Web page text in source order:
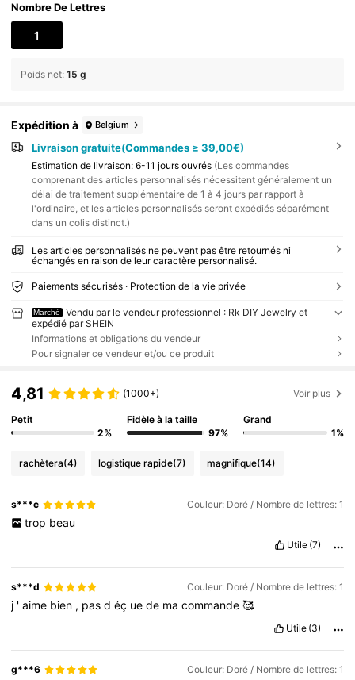
Nombre De Lettres
1
Poids net: 15 g
Expédition à Belgium
Livraison gratuite(Commandes ≥ 39,00€)
Estimation de livraison: 6-11 jours ouvrés (Les commandes
comprenant des articles personnalisés nécessitent généralement un
délai de traitement supplémentaire de 1 à 4 jours par rapport à
l'ordinaire, et les articles personnalisés seront expédiés séparément
dans un colis distinct.)
Les articles personnalisés ne peuvent pas être retournés ni
échangés en raison de leur caractère personnalisé.
Paiements sécurisés · Protection de la vie privée
Marché
Vendu par le vendeur professionnel : Rk DIY Jewelry et
expédié par SHEIN
Informations et obligations du vendeur
Pour signaler ce vendeur et/ou ce produit
4,81 (1000+) Voir plus
Petit
2%
Fidèle à la taille
97%
Grand
1%
rachètera(4) logistique rapide(7) magnifique(14)
s***c Couleur: Doré / Nombre de lettres: 1
trop beau
Utile (7)
s***d Couleur: Doré / Nombre de lettres: 1
j 'aime bien , pasdéç uede macommande🥰
Utile (3)
g***6 Couleur: Doré / Nombre de lettres: 1